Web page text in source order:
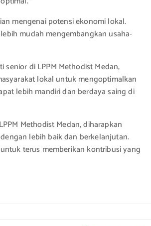
mengenai potensi ekonomi lokal.
mudah mengembangkan usaha-
senior di LPPM Methodist Medan,
lokal untuk mengoptimalkan
lebih mandiri dan berdaya saing di
Methodist Medan, diharapkan
lebih baik dan berkelanjutan.
terus memberikan kontribusi yang